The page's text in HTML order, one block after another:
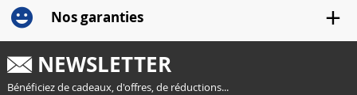
Nos garanties
NEWSLETTER
Bénéficiez de cadeaux, d'offres, de réductions...